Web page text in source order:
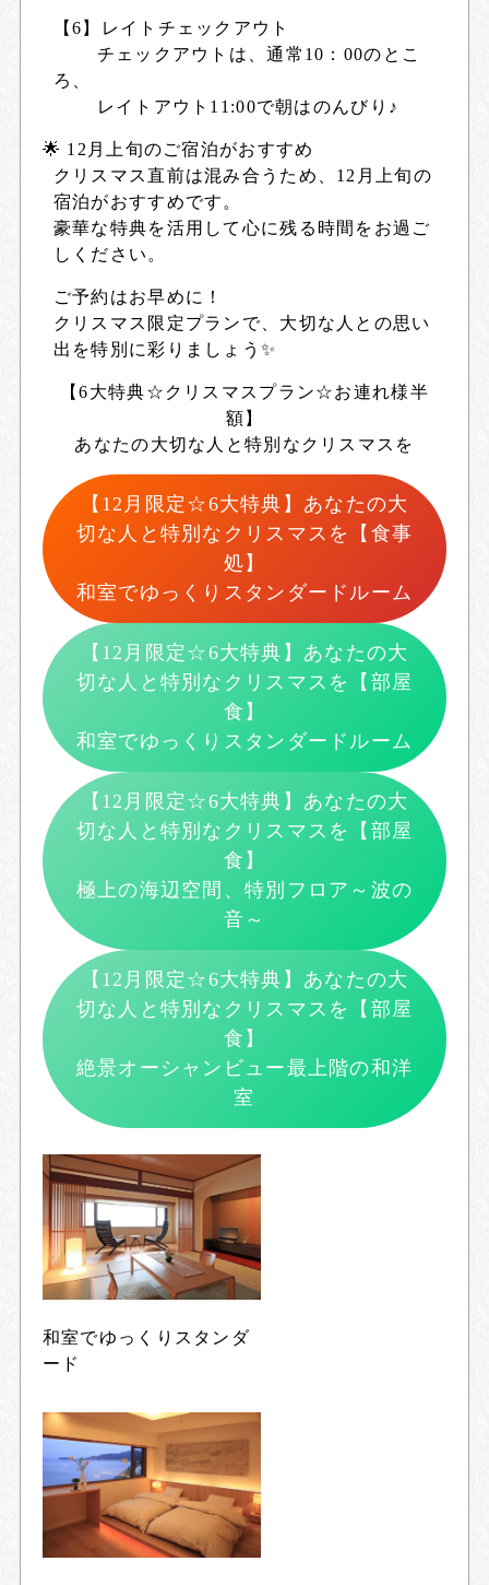
【6】レイトチェックアウト
チェックアウトは、通常10：00のとこ
ろ、
レイトアウト11:00で朝はのんびり♪
🌟 12月上旬のご宿泊がおすすめ
クリスマス直前は混み合うため、12月上旬の
宿泊がおすすめです。
豪華な特典を活用して心に残る時間をお過ご
しください。
ご予約はお早めに！
クリスマス限定プランで、大切な人との思い
出を特別に彩りましょう✨
【6大特典☆クリスマスプラン☆お連れ様半
額】
あなたの大切な人と特別なクリスマスを
【12月限定☆6大特典】あなたの大
切な人と特別なクリスマスを【食事
処】
和室でゆっくりスタンダードルーム
【12月限定☆6大特典】あなたの大
切な人と特別なクリスマスを【部屋
食】
和室でゆっくりスタンダードルーム
【12月限定☆6大特典】あなたの大
切な人と特別なクリスマスを【部屋
食】
極上の海辺空間、特別フロア～波の
音～
【12月限定☆6大特典】あなたの大
切な人と特別なクリスマスを【部屋
食】
絶景オーシャンビュー最上階の和洋
室
和室でゆっくりスタンダ
ード